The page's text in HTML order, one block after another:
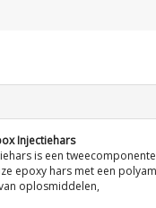
Injectiehars
is een
epoxy hars met een
oplosmiddelen,